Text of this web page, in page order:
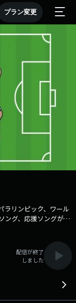
プラン変更
リンピック、ワール
ング、応援ソングが存
乗って応援をす
表で、２０１１年ワー
里奈のサッカーコンビ
サイト：
配信が終了
しました